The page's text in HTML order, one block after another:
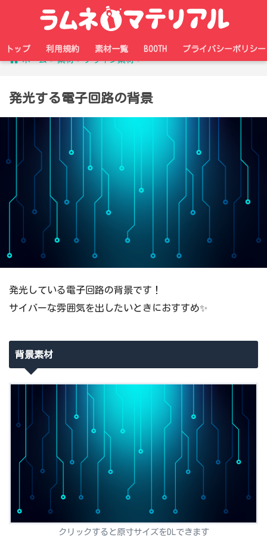
トップ 利用規約 素材一覧 BOOTH
プライバシーポリシー
ホーム
素材 デザイン素材
発光する電子回路の背景
発光している電子回路の背景です！
サイバーな雰囲気を出したいときにおすすめ✨
背景素材
クリックすると原寸サイズをDLできます